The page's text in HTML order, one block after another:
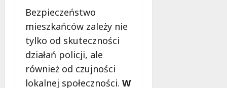
Bezpieczeństwo
mieszkańców zależy nie
tylko od skuteczności
działań policji, ale
również od czujności
lokalnej społeczności. W